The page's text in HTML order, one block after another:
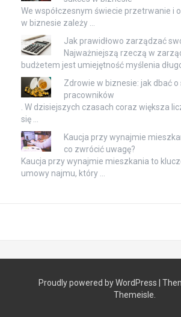
We współczesnym świecie przetrwanie i
w biznesie zależy …
Jak prawidłowo zarządzać
Najważniejszą rzeczą w
budżetem jest umiejętność myślenia
Zdrowie w biznesie: jak dbać o
pracowników
. W dzisiejszych czasach coraz większa
się …
Kaucja przy wynajmie
co zwrócić uwagę?
Kaucja przy wynajmie mieszkania to
umowy najmu, który …
Proudly powered by WordPress
Themeisle.